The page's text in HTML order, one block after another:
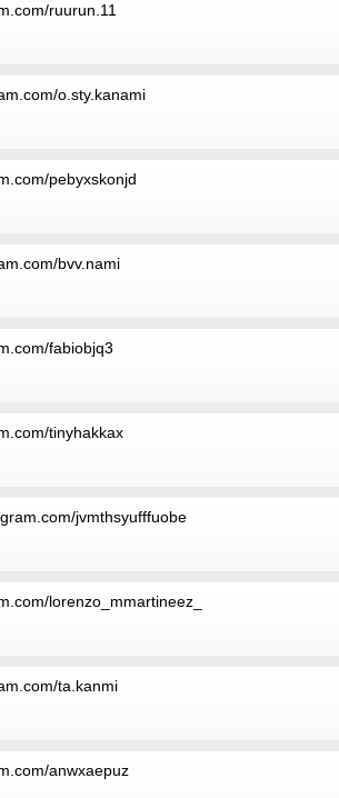
ruurun.11
o.sty.kanami
pebyxskonjd
bvv.nami
fabiobjq3
tinyhakkax
jvmthsyufffuobe
lorenzo_mmartineez_
ta.kanmi
anwxaepuz